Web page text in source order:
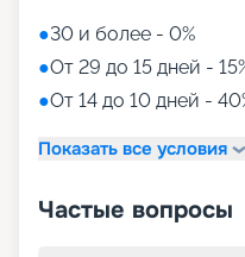
●30 и более - 0%
●От 29 до 15 дней -
●От 14 до 10 дней -
Показать все условия
Частые вопросы